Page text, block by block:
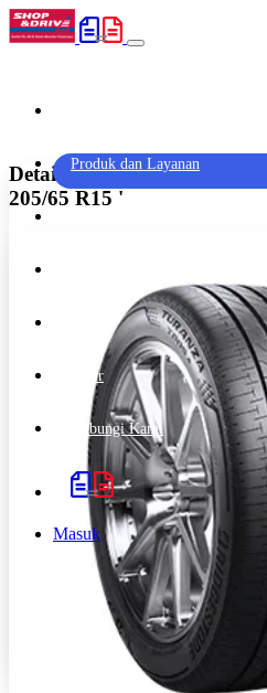
Produk dan Layanan
Karir
Hubungi Kami
Masuk
Detail Produk 'Bridgestone
205/65 R15 '